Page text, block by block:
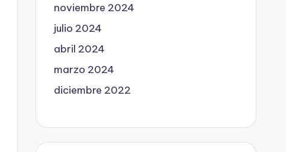
noviembre 2024
julio 2024
abril 2024
marzo 2024
diciembre 2022